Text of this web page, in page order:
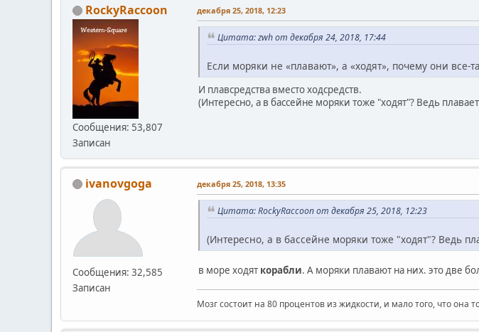
RockyRaccoon
Сообщения: 53,807
Записан
декабря 25, 2018, 12:23
Цитата: zwh от декабря 24, 2018, 17:44
Если моряки не «плавают», а «ходят», почему они все-
И плавсредства вместо ходсредств.
(Интересно, а в бассейне моряки тоже "ходят"? Ведь
ivanovgoga
Сообщения: 32,585
Записан
декабря 25, 2018, 13:35
Цитата: RockyRaccoon от декабря 25, 2018, 12:23
(Интересно, а в бассейне моряки тоже "ходят"? Ведь
в море ходят корабли. А моряки плавают на них. это две
Мозг состоит на 80 процентов из жидкости, и мало того, что